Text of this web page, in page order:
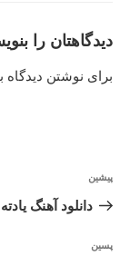
دیدگاهتان را
برای نوشتن دیدگاه
نوشته
قبلی
پیشین
دانلود آهنگ
نوشته‌ٔ
پسین